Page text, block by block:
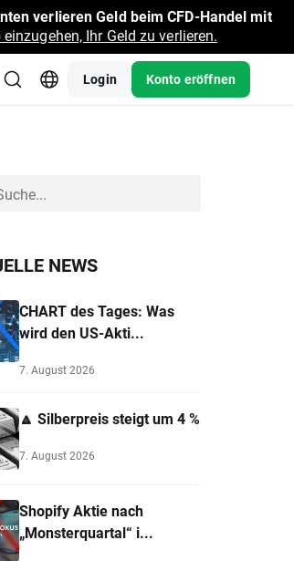
verlieren Geld beim CFD-Handel mit
Ihr Geld zu verlieren.
Login Konto eröffnen
NEWS
CHART des Tages: Was
wird den US-Akti...
7. August 2026
🔼 Silberpreis steigt um 4 %
7. August 2026
Shopify Aktie nach
„Monsterquartal“ i...